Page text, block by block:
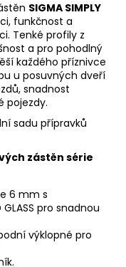
SIGMA SIMPLY
funkčnost a
Tenké profily z
a pro pohodlný
každého příznivce
u posuvných dveří
snadnost
pojezdy.
sadu přípravků
zástěn série
6 mm s
pro snadnou
výklopné pro